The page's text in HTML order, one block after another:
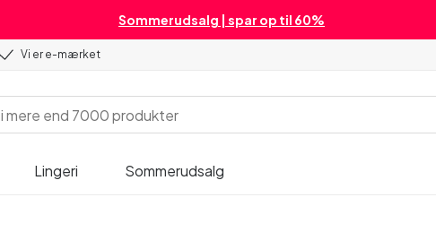
Sommerudsalg | spar op til 60%
Vi er e-mærket
Lingeri Sommerudsalg